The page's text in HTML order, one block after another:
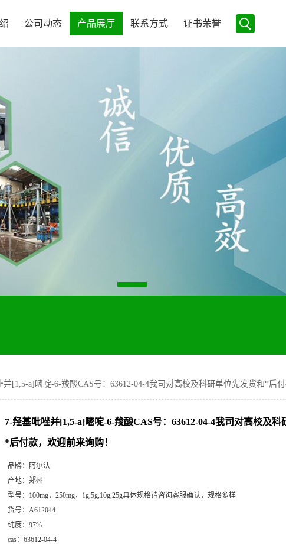
公司动态 产品展厅 联系方式 证书荣誉
并[1,5-a]嘧啶-6-羧酸CAS号：63612-04-4我司对高校及科研单位先发货和*后付
7-羟基吡唑并[1,5-a]嘧啶-6-羧酸CAS号：63612-04-4我司对高校及科
*后付款，欢迎前来询购！
品牌：
阿尔法
产地： 郑州
型号： 100mg，250mg，1g,5g,10g,25g具体规格请咨询客服确认，规格多样
货号： A612044
纯度： 97%
cas： 63612-04-4